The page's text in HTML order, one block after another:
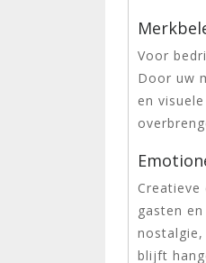
Voor
Door uw
en
gasten
blijft